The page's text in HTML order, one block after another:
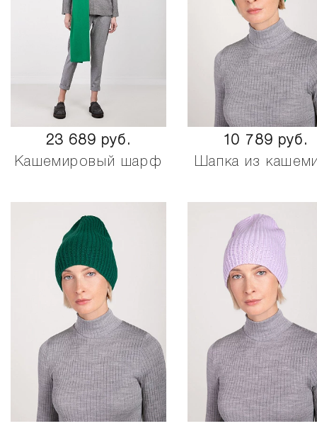
23 689 руб.
Кашемировый шарф
10 789 руб.
Шапка из